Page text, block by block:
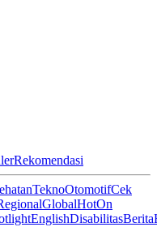
Rekomendasi
TeknoOtomotifCek
GlobalHotOn
EnglishDisabilitasBerita